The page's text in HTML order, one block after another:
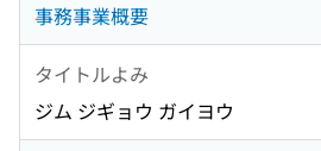
事務事業概要
タイトルよみ
ジム ジギョウ ガイヨウ